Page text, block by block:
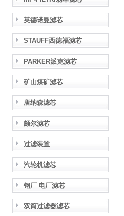
英德诺曼滤芯
STAUFF西德福滤芯
PARKER派克滤芯
矿山煤矿滤芯
唐纳森滤芯
颇尔滤芯
过滤装置
汽轮机滤芯
钢厂 电厂滤芯
双筒过滤器滤芯